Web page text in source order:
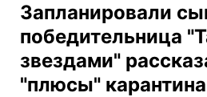
Запланировали
победительница
звездами"
"плюсы" карантина